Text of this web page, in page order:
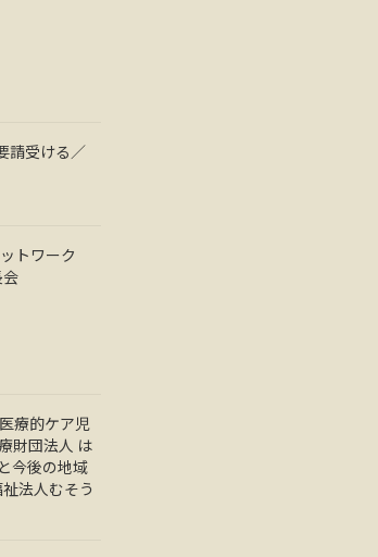
請受ける／
トワーク
療的ケア児
財団法人 は
今後の地域
法人むそう